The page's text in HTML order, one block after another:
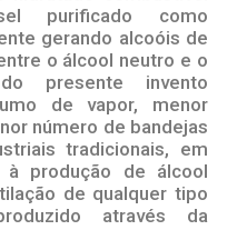
purificado como
gerando alcoóis de
o álcool neutro e o
presente invento
de vapor, menor
número de bandejas
tradicionais, em
produção de álcool
de qualquer tipo
através da